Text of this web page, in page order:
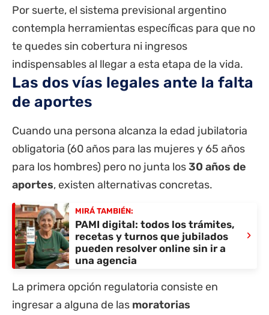
Por suerte, el sistema previsional argentino
contempla herramientas específicas para que no
te quedes sin cobertura ni ingresos
indispensables al llegar a esta etapa de la vida.
Las dos vías legales ante la falta
de aportes
Cuando una persona alcanza la edad jubilatoria
obligatoria (60 años para las mujeres y 65 años
para los hombres) pero no junta los30 años de
aportes, existen alternativas concretas.
MIRÁ TAMBIÉN:
PAMI digital: todos los trámites,
recetas y turnos que jubilados
pueden resolver online sin ir a
una agencia
›
La primera opción regulatoria consiste en
ingresar a alguna de las moratorias